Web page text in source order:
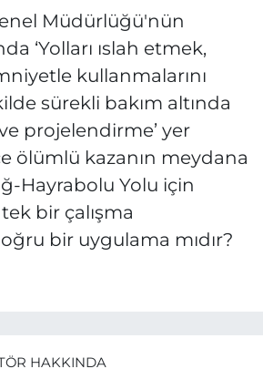
Müdürlüğü'nün
‘Yolları ıslah etmek,
kullanmalarını
sürekli bakım altında
projelendirme’ yer
ölümlü kazanın meydana
Hayrabolu Yolu için
bir çalışma
bir uygulama mıdır?
HAKKINDA